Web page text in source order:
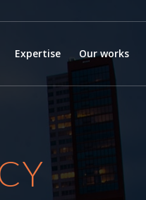
Expertise Our works